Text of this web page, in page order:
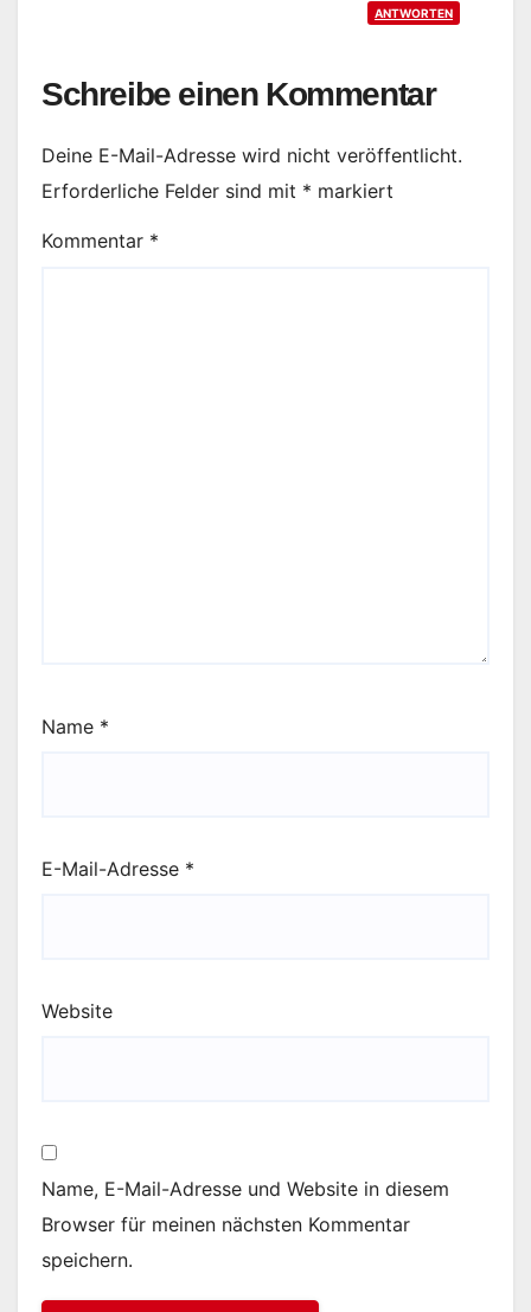
ANTWORTEN
Schreibe einen Kommentar
Deine E-Mail-Adresse wird nicht veröffentlicht.
Erforderliche Felder sind mit * markiert
Kommentar *
Name *
E-Mail-Adresse *
Website
Name, E-Mail-Adresse und Website in diesem
Browser für meinen nächsten Kommentar
speichern.